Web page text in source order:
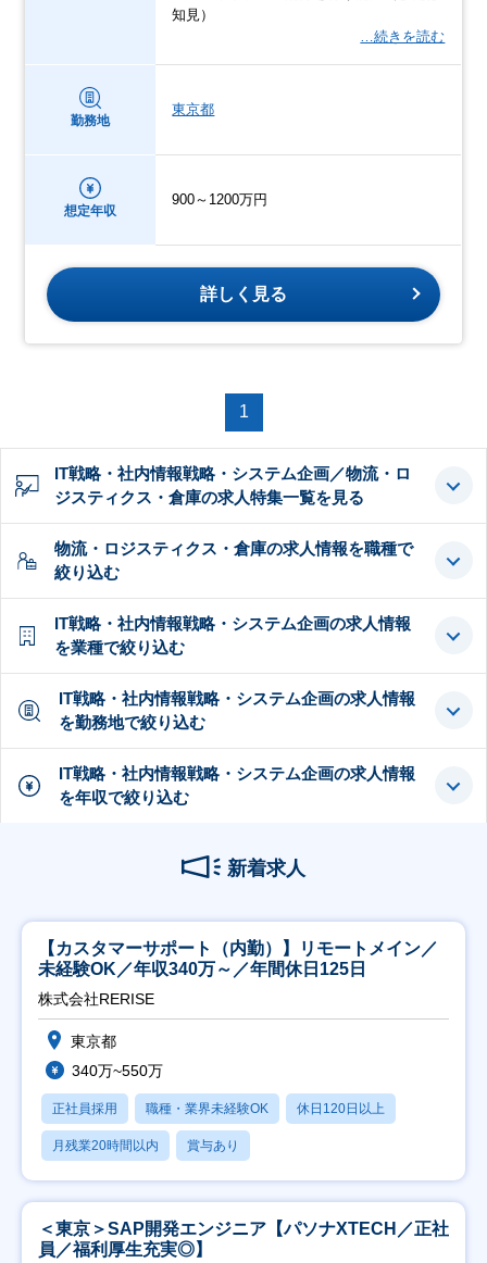
知見）
…続きを読む
勤務地
東京都
想定年収
900～1200万円
詳しく見る
1
IT戦略・社内情報戦略・システム企画／物流・ロ
ジスティクス・倉庫の求人特集一覧を見る
物流・ロジスティクス・倉庫の求人情報を職種で
絞り込む
IT戦略・社内情報戦略・システム企画の求人情報
を業種で絞り込む
IT戦略・社内情報戦略・システム企画の求人情報
を勤務地で絞り込む
IT戦略・社内情報戦略・システム企画の求人情報
を年収で絞り込む
新着求人
【カスタマーサポート（内勤）】リモートメイン／
未経験OK／年収340万～／年間休日125日
株式会社RERISE
東京都
340万~550万
正社員採用 職種・業界未経験OK 休日120日以上
月残業20時間以内 賞与あり
＜東京＞SAP開発エンジニア【パソナXTECH／正社
員／福利厚生充実◎】